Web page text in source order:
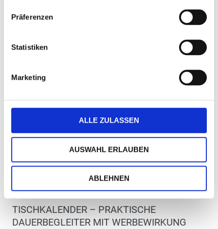
Präferenzen
Statistiken
Marketing
ALLE ZULASSEN
AUSWAHL ERLAUBEN
ABLEHNEN
Wood-Star
Art.-Nr.: K53112
Verfügbar
Zum Merkzettel hinzufügen
TISCHKALENDER – PRAKTISCHE
DAUERBEGLEITER MIT WERBEWIRKUNG